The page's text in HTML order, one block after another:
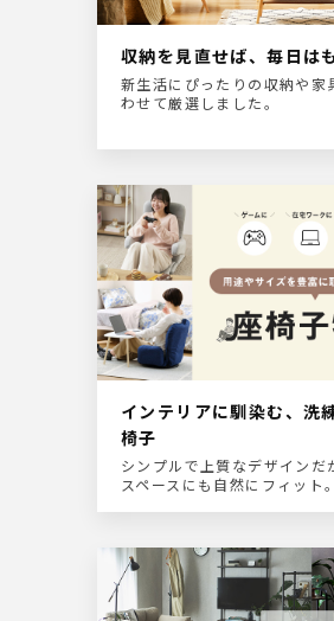
収納を見直せば、毎日は
新生活にぴったりの収納や家
わせて厳選しました。
インテリアに馴染む、洗
椅子
シンプルで上質なデザインだ
スペースにも自然にフィット。